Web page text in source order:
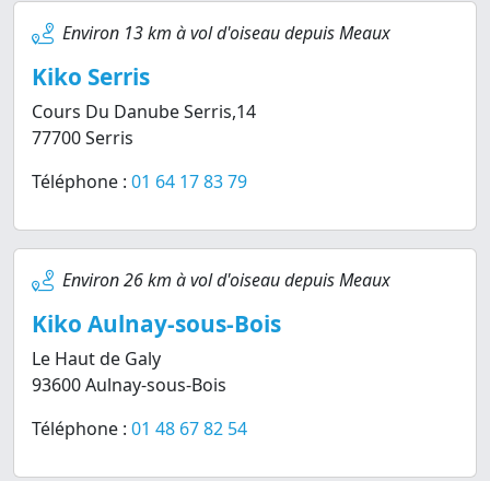
Environ 13 km à vol d'oiseau depuis Meaux
Kiko Serris
Cours Du Danube Serris,14
77700 Serris
Téléphone : 01 64 17 83 79
Environ 26 km à vol d'oiseau depuis Meaux
Kiko Aulnay-sous-Bois
Le Haut de Galy
93600 Aulnay-sous-Bois
Téléphone : 01 48 67 82 54